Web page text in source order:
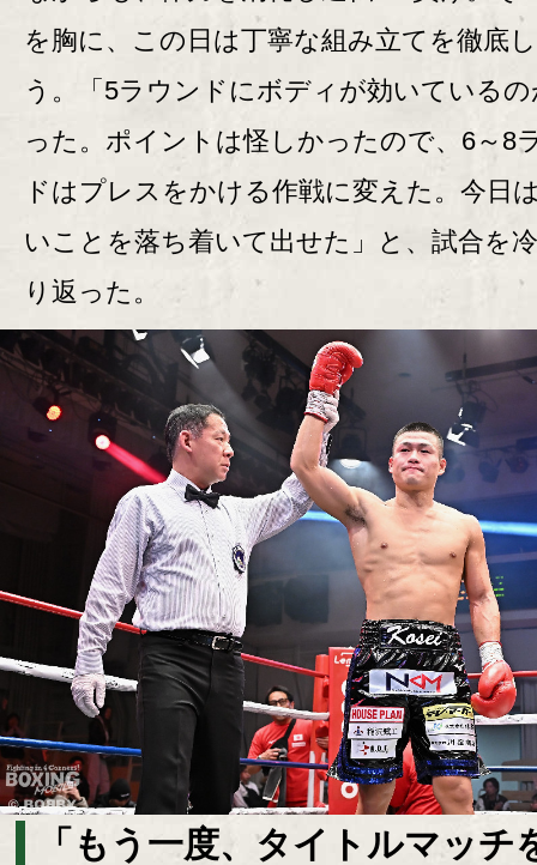
を胸に、この日は丁寧な組み立てを徹底
う。「5ラウンドにボディが効いている
った。ポイントは怪しかったので、6～8
ドはプレスをかける作戦に変えた。今日
いことを落ち着いて出せた」と、試合を
り返った。
「もう一度、タイトルマッチ